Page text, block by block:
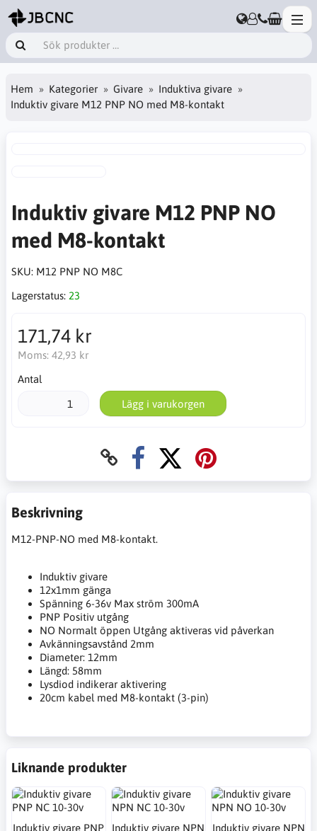
Hem Kategorier Givare
Induktiva givare
Induktiv givare M12 PNP NO med M8-kontakt
Induktiv givare M12 PNP NO
med M8-kontakt
SKU: M12 PNP NO M8C
Lagerstatus: 23
171,74 kr
Moms: 42,93 kr
Antal
Lägg i varukorgen
Beskrivning
M12-PNP-NO med M8-kontakt.
Induktiv givare
12x1mm gänga
Spänning 6-36v Max ström 300mA
PNP Positiv utgång
NO Normalt öppen Utgång aktiveras vid påverkan
Avkänningsavstånd 2mm
Diameter: 12mm
Längd: 58mm
Lysdiod indikerar aktivering
20cm kabel med M8-kontakt (3-pin)
Liknande produkter
Induktiv givare PNP
Induktiv givare NPN
Induktiv givare NPN